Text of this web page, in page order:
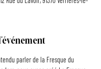
parler de la Fresque du